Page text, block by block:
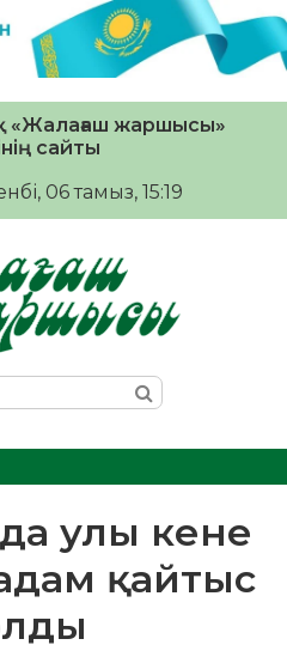
«Жалағаш жаршысы»
сайты
06 тамыз, 15:19
улы кене
қайтыс